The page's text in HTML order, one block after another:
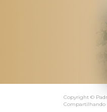
Copyright ©
Compartilhando